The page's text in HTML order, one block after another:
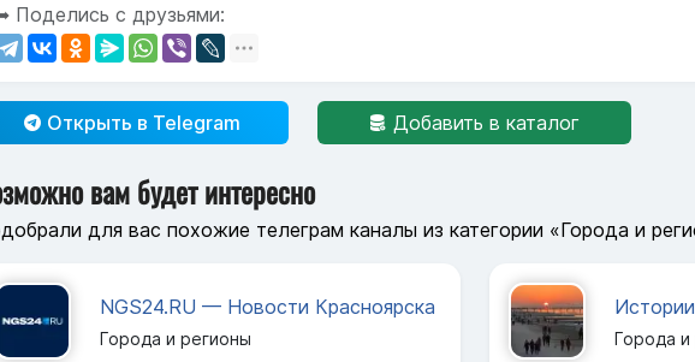
Поделись с друзьями:
Открыть в Telegram Добавить в каталог
вам будет интересно
для вас похожие телеграм каналы из категории «Города и
NGS24.RU — Новости Красноярска
Города и регионы Города и